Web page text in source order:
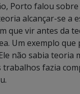
Porto falou sobre
alcançar-se a
que vir antes da
Um exemplo
não sabia teoria
trabalhos fazia